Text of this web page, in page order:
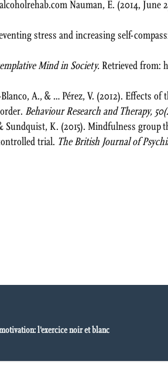
Nauman, E. (2014, June
stress and increasing self-
Mind in Society.Retrieved from:
A., & … Pérez, V. (2012). Effects
Behaviour Research and Therapy,
K. (2015). Mindfulness group
trial. The British Journal of
l'exercice noir et blanc